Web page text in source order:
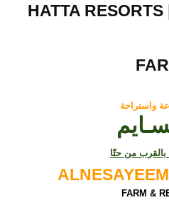
HATTA
واستراحة
بالقرب من حتّا
FARM &